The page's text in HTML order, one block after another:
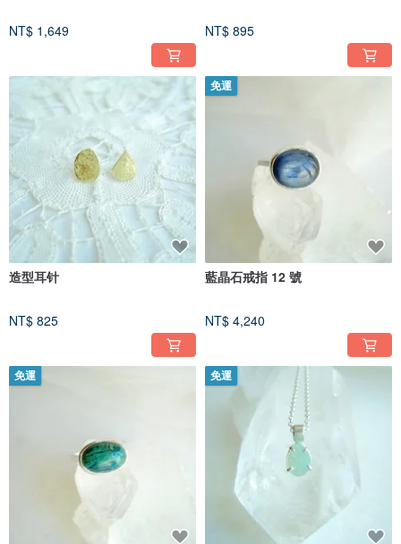
NT$ 1,649 NT$ 895
造型耳针
NT$ 825
免運
藍晶石戒指 12 號
NT$ 4,240
免運 免運